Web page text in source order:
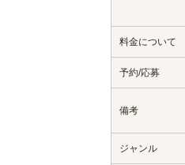
料金について
予約/応募
備考
ジャンル